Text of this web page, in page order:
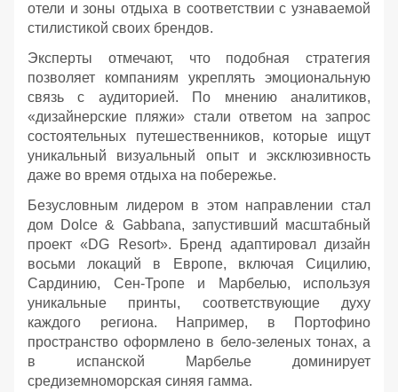
отели и зоны отдыха в соответствии с узнаваемой
стилистикой своих брендов.
Эксперты отмечают, что подобная стратегия
позволяет компаниям укреплять эмоциональную
связь с аудиторией. По мнению аналитиков,
«дизайнерские пляжи» стали ответом на запрос
состоятельных путешественников, которые ищут
уникальный визуальный опыт и эксклюзивность
даже во время отдыха на побережье.
Безусловным лидером в этом направлении стал
дом Dolce & Gabbana, запустивший масштабный
проект «DG Resort». Бренд адаптировал дизайн
восьми локаций в Европе, включая Сицилию,
Сардинию, Сен-Тропе и Марбелью, используя
уникальные принты, соответствующие духу
каждого региона. Например, в Портофино
пространство оформлено в бело-зеленых тонах, а
в испанской Марбелье доминирует
средиземноморская синяя гамма.